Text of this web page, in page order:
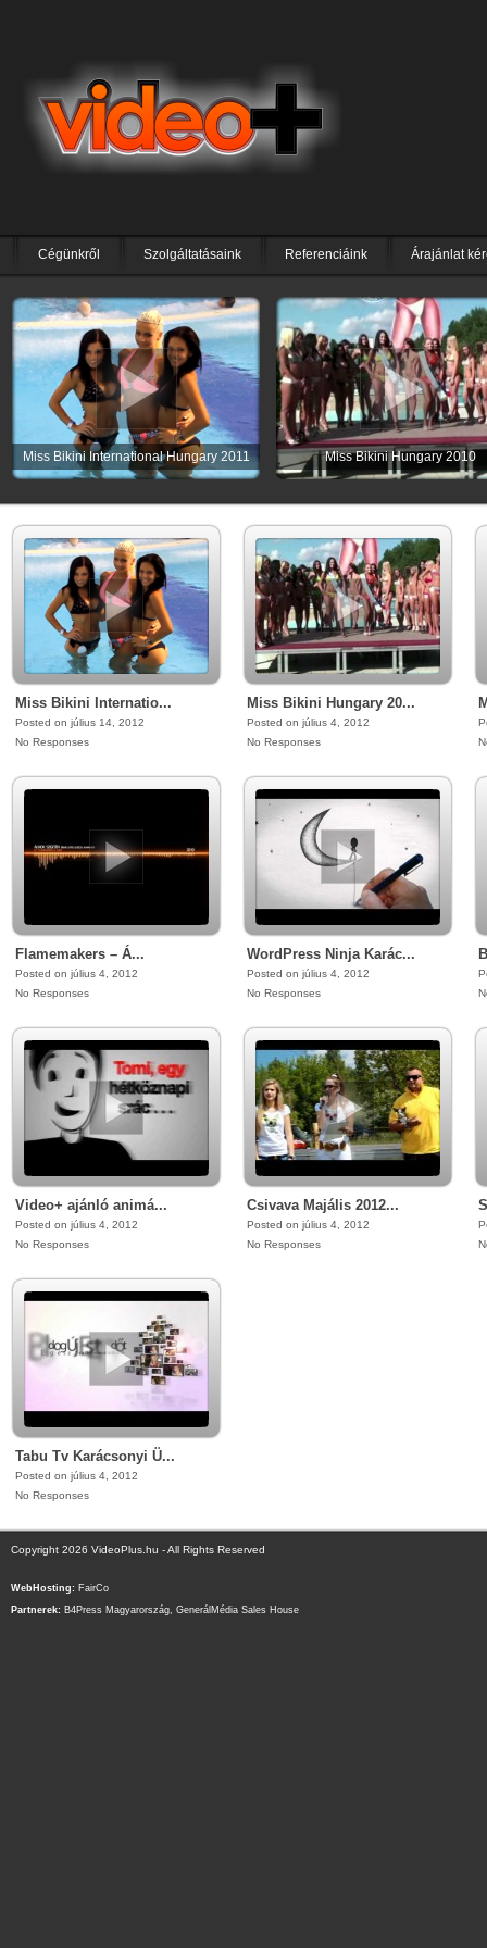
Cégünkről Szolgáltatásaink Referenciáink Árajánlat
Miss Bikini International Hungary 2011 Miss Bikini Hungary 2010
Miss Bikini Internatio...
Posted on július 14, 2012
No Responses
Miss Bikini Hungary 20...
Posted on július 4, 2012
No Responses
Flamemakers – Á...
Posted on július 4, 2012
No Responses
WordPress Ninja Karác...
Posted on július 4, 2012
No Responses
Video+ ajánló animá...
Posted on július 4, 2012
No Responses
Csivava Majális 2012...
Posted on július 4, 2012
No Responses
Tabu Tv Karácsonyi Ü...
Posted on július 4, 2012
No Responses
Copyright 2026 VideoPlus.hu - All Rights Reserved
WebHosting: FairCo
Partnerek: B4Press Magyarország, GenerálMédia Sales House